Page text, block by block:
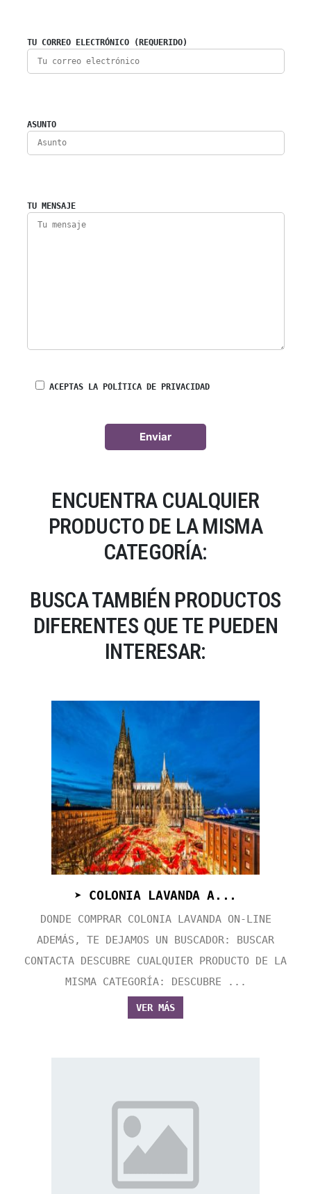
TU CORREO ELECTRÓNICO (REQUERIDO)
ASUNTO
TU MENSAJE
ACEPTAS LA POLÍTICA DE PRIVACIDAD
ENCUENTRA CUALQUIER
PRODUCTO DE LA MISMA
CATEGORÍA:
BUSCA TAMBIÉN PRODUCTOS
DIFERENTES QUE TE PUEDEN
INTERESAR:
➤ COLONIA LAVANDA A...
DONDE COMPRAR COLONIA LAVANDA ON-LINE
ADEMÁS, TE DEJAMOS UN BUSCADOR: BUSCAR
CONTACTA DESCUBRE CUALQUIER PRODUCTO DE LA
MISMA CATEGORÍA: DESCUBRE ...
VER MÁS